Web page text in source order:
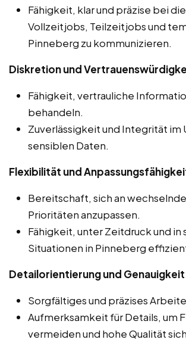
Fähigkeit, klar und präzise bei
Vollzeitjobs, Teilzeitjobs und
Pinneberg zu kommunizieren.
Diskretion und
Fähigkeit, vertrauliche
behandeln.
Zuverlässigkeit und Integrität im
sensiblen Daten.
Flexibilität und
Bereitschaft, sich an
Prioritäten anzupassen.
Fähigkeit, unter Zeitdruck und in
Situationen in Pinneberg
Detailorientierung und
Sorgfältiges und präzises
Aufmerksamkeit für Details, um
vermeiden und hohe Qualität